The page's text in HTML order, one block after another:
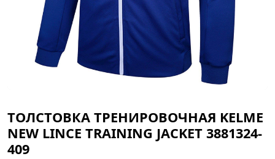
ТОЛСТОВКА ТРЕНИРОВОЧНАЯ KELME
NEW LINCE TRAINING JACKET 3881324-
409